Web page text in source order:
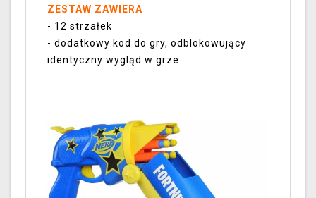
ZESTAW ZAWIERA
- 12 strzałek
- dodatkowy kod do gry, odblokowujący
identyczny wygląd w grze